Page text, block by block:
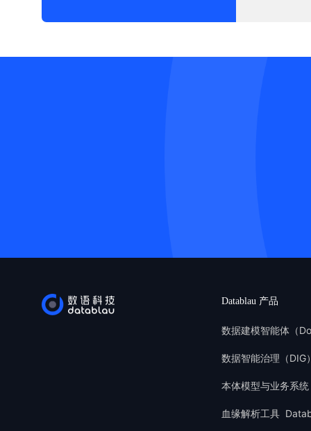
Datablau 产品
数据建模智能体（
数据智能治理（DIG
本体模型与业务系
血缘解析工具